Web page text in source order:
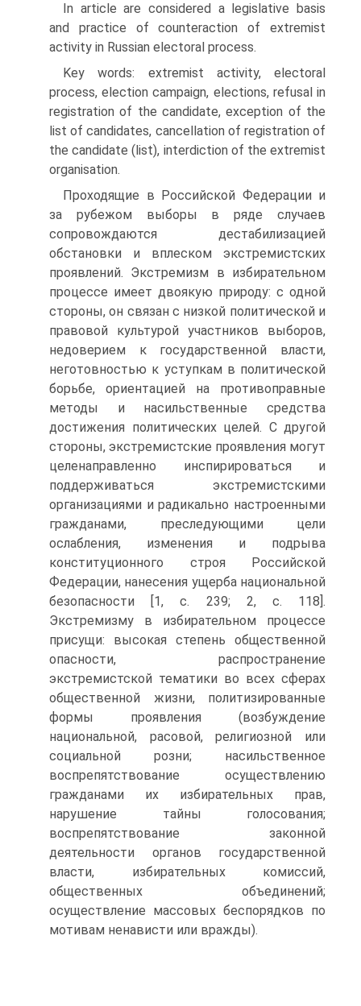
In article are considered a legislative basis
and practice of counteraction of extremist
activity in Russian electoral process.
Key words: extremist activity, electoral
process, election campaign, elections, refusal in
registration of the candidate, exception of the
list of candidates, cancellation of registration of
the candidate (list), interdiction of the extremist
organisation.
Проходящие в Российской Федерации и
за рубежом выборы в ряде случаев
сопровождаются дестабилизацией
обстановки и вплеском экстремистских
проявлений. Экстремизм в избирательном
процессе имеет двоякую природу: с одной
стороны, он связан с низкой политической и
правовой культурой участников выборов,
недоверием к государственной власти,
неготовностью к уступкам в политической
борьбе, ориентацией на противоправные
методы и насильственные средства
достижения политических целей. С другой
стороны, экстремистские проявления могут
целенаправленно инспирироваться и
поддерживаться экстремистскими
организациями и радикально настроенными
гражданами, преследующими цели
ослабления, изменения и подрыва
конституционного строя Российской
Федерации, нанесения ущерба национальной
безопасности [1, с. 239; 2, с. 118].
Экстремизму в избирательном процессе
присущи: высокая степень общественной
опасности, распространение
экстремистской тематики во всех сферах
общественной жизни, политизированные
формы проявления (возбуждение
национальной, расовой, религиозной или
социальной розни; насильственное
воспрепятствование осуществлению
гражданами их избирательных прав,
нарушение тайны голосования;
воспрепятствование законной
деятельности органов государственной
власти, избирательных комиссий,
общественных объединений;
осуществление массовых беспорядков по
мотивам ненависти или вражды).